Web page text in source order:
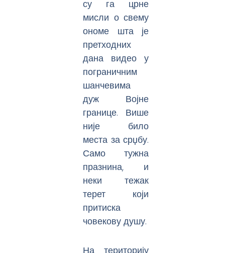
су га црне
мисли о свему
ономе шта је
претходних
дана видео у
пограничним
шанчевима
дуж Војне
границе. Више
није било
места за срџбу.
Само тужна
празнина, и
неки тежак
терет који
притиска
човекову душу.
На територију